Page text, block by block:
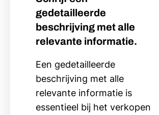
gedetailleerde
beschrijving met alle
relevante informatie.
Een gedetailleerde
beschrijving met alle
relevante informatie is
essentieel bij het verkopen